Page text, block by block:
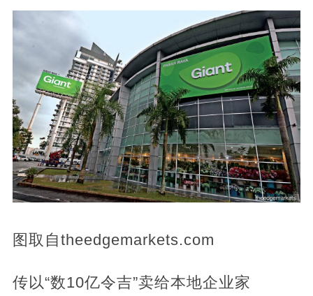
图取自theedgemarkets.com
传以“数10亿令吉”卖给本地企业家